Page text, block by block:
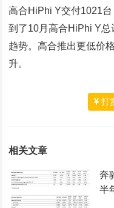
高合HiPhi Y交付1021
到了10月高合HiPhi Y
趋势。高合推出更低价
升。
打
相关文章
奔
半